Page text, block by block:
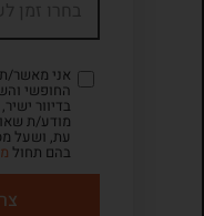
אני מאשר/
החופשי
בדיוור
מודע/ת
עת, ושעל
בהם תחול